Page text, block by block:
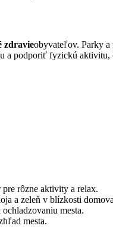
zdravieobyvateľov. Parky a
a podporiť fyzickú
rôzne aktivity a relax.
a zeleň v blízkosti
mesta.
mesta.